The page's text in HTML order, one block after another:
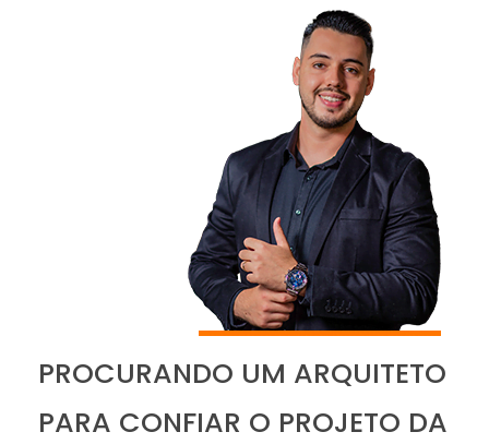
PROCURANDO UM ARQUITETO
PARA CONFIAR O PROJETO DA